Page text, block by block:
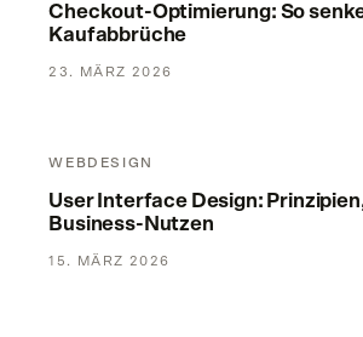
Checkout-Optimierung: So
Kaufabbrüche
23. MÄRZ 2026
WEBDESIGN
User Interface Design:
Business-Nutzen
15. MÄRZ 2026